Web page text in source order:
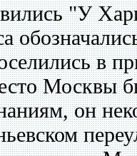
"У
в
Москвы
он